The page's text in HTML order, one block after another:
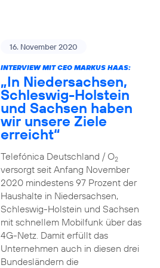
16. November 2020
INTERVIEW MIT CEO MARKUS HAAS:
„In Niedersachsen,
Schleswig-Holstein
und Sachsen haben
wir unsere Ziele
erreicht“
Telefónica Deutschland / O2
versorgt seit Anfang November
2020 mindestens 97 Prozent der
Haushalte in Niedersachsen,
Schleswig-Holstein und Sachsen
mit schnellem Mobilfunk über das
4G-Netz. Damit erfüllt das
Unternehmen auch in diesen drei
Bundesländern die